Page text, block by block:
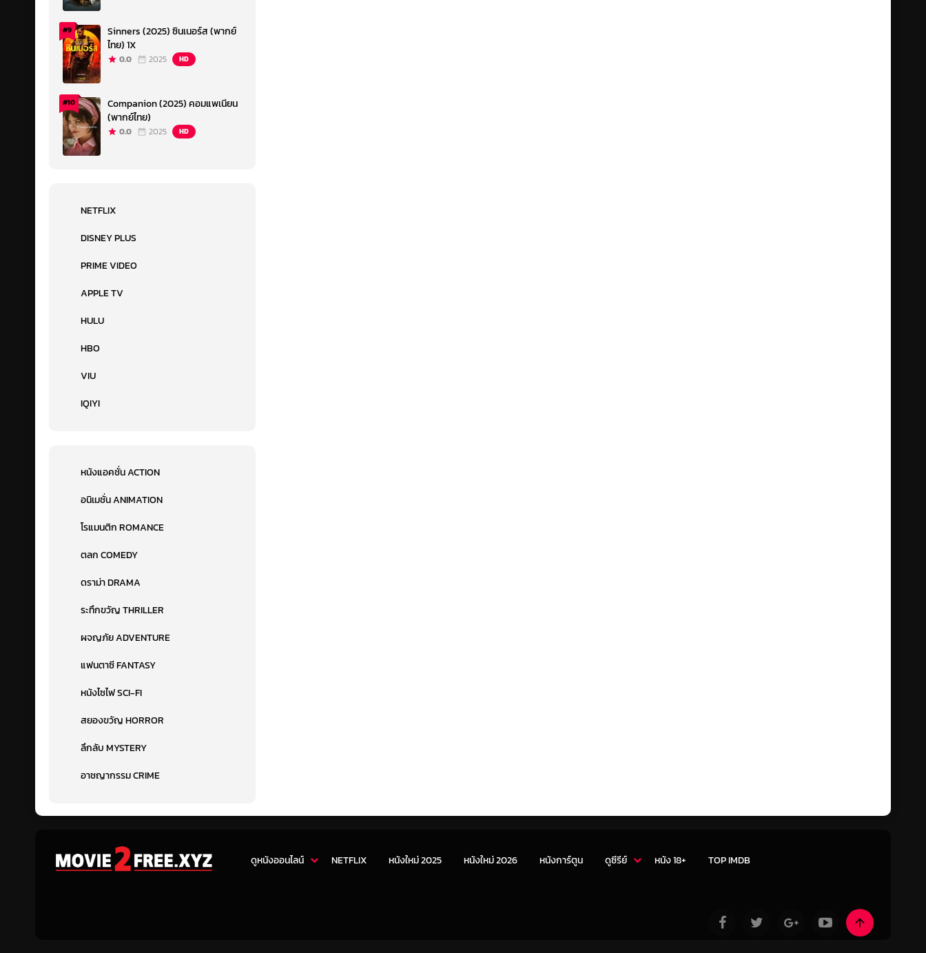
#9
Sinners (2025) ซินเนอร์ส (พากย์
ไทย) 1X
0.0 2025 HD
#10
Companion (2025) คอมแพเนียน
(พากย์ไทย)
0.0 2025 HD
NETFLIX
DISNEY PLUS
PRIME VIDEO
APPLE TV
HULU
HBO
VIU
IQIYI
หนังแอคชั่น ACTION
อนิเมชั่น ANIMATION
โรแมนติก ROMANCE
ตลก COMEDY
ดราม่า DRAMA
ระทึกขวัญ THRILLER
ผจญภัย ADVENTURE
แฟนตาซี FANTASY
หนังไซไฟ SCI-FI
สยองขวัญ HORROR
ลึกลับ MYSTERY
อาชญากรรม CRIME
ดูหนังออนไลน์ NETFLIX หนังใหม่ 2025 หนังใหม่ 2026 หนังการ์ตูน ดูซีรีย์ หนัง 18+ TOP IMDB